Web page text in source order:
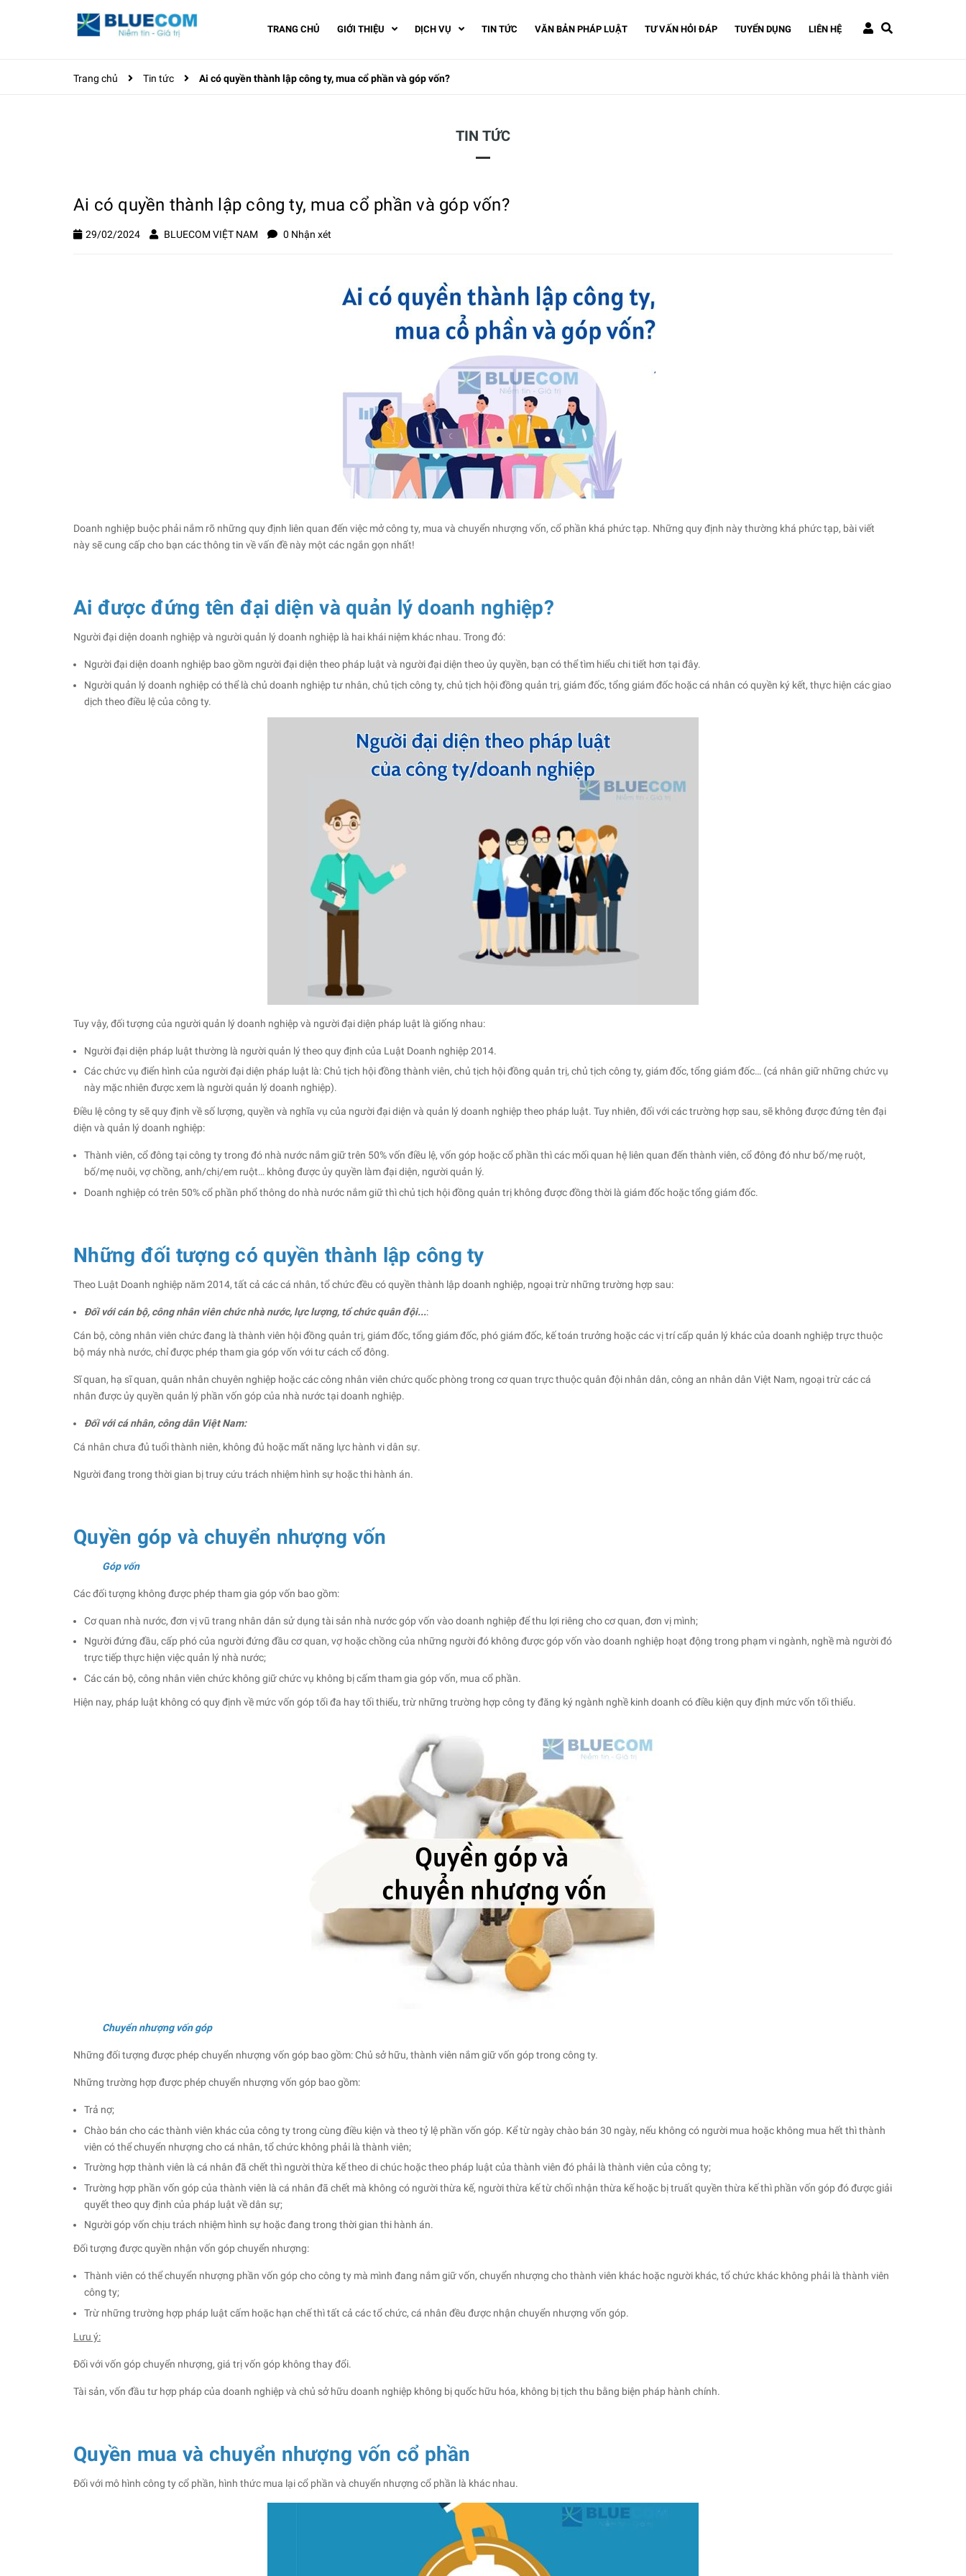
TRANG CHỦ GIỚI THIỆU DỊCH VỤ TIN TỨC VĂN BẢN PHÁP LUẬT TƯ VẤN HỎI ĐÁP TUYỂN DỤNG LIÊN HỆ
Trang chủ Tin tức Ai có quyền thành lập công ty, mua cổ phần và góp vốn?
TIN TỨC
Ai có quyền thành lập công ty, mua cổ phần và góp vốn?
29/02/2024 BLUECOM VIỆT NAM 0 Nhận xét
Doanh nghiệp buộc phải nắm rõ những quy định liên quan đến việc mở công ty, mua và chuyển nhượng vốn, cổ phần khá phức tạp. Những quy định này thường khá phức tạp, bài viết
này sẽ cung cấp cho bạn các thông tin về vấn đề này một các ngắn gọn nhất!
Ai được đứng tên đại diện và quản lý doanh nghiệp?
Người đại diện doanh nghiệp và người quản lý doanh nghiệp là hai khái niệm khác nhau. Trong đó:
Người đại diện doanh nghiệp bao gồm người đại diện theo pháp luật và người đại diện theo ủy quyền, bạn có thể tìm hiểu chi tiết hơn tại đây.
Người quản lý doanh nghiệp có thể là chủ doanh nghiệp tư nhân, chủ tịch công ty, chủ tịch hội đồng quản trị, giám đốc, tổng giám đốc hoặc cá nhân có quyền ký kết, thực hiện các giao
dịch theo điều lệ của công ty.
Tuy vậy, đối tượng của người quản lý doanh nghiệp và người đại diện pháp luật là giống nhau:
Người đại diện pháp luật thường là người quản lý theo quy định của Luật Doanh nghiệp 2014.
Các chức vụ điển hình của người đại diện pháp luật là: Chủ tịch hội đồng thành viên, chủ tịch hội đồng quản trị, chủ tịch công ty, giám đốc, tổng giám đốc… (cá nhân giữ những chức vụ
này mặc nhiên được xem là người quản lý doanh nghiệp).
Điều lệ công ty sẽ quy định về số lượng, quyền và nghĩa vụ của người đại diện và quản lý doanh nghiệp theo pháp luật. Tuy nhiên, đối với các trường hợp sau, sẽ không được đứng tên đại
diện và quản lý doanh nghiệp:
Thành viên, cổ đông tại công ty trong đó nhà nước nắm giữ trên 50% vốn điều lệ, vốn góp hoặc cổ phần thì các mối quan hệ liên quan đến thành viên, cổ đông đó như bố/mẹ ruột,
bố/mẹ nuôi, vợ chồng, anh/chị/em ruột… không được ủy quyền làm đại diện, người quản lý.
Doanh nghiệp có trên 50% cổ phần phổ thông do nhà nước nắm giữ thì chủ tịch hội đồng quản trị không được đồng thời là giám đốc hoặc tổng giám đốc.
Những đối tượng có quyền thành lập công ty
Theo Luật Doanh nghiệp năm 2014, tất cả các cá nhân, tổ chức đều có quyền thành lập doanh nghiệp, ngoại trừ những trường hợp sau:
Đối với cán bộ, công nhân viên chức nhà nước, lực lượng, tổ chức quân đội...:
Cán bộ, công nhân viên chức đang là thành viên hội đồng quản trị, giám đốc, tổng giám đốc, phó giám đốc, kế toán trưởng hoặc các vị trí cấp quản lý khác của doanh nghiệp trực thuộc
bộ máy nhà nước, chỉ được phép tham gia góp vốn với tư cách cổ đông.
Sĩ quan, hạ sĩ quan, quân nhân chuyên nghiệp hoặc các công nhân viên chức quốc phòng trong cơ quan trực thuộc quân đội nhân dân, công an nhân dân Việt Nam, ngoại trừ các cá
nhân được ủy quyền quản lý phần vốn góp của nhà nước tại doanh nghiệp.
Đối với cá nhân, công dân Việt Nam:
Cá nhân chưa đủ tuổi thành niên, không đủ hoặc mất năng lực hành vi dân sự.
Người đang trong thời gian bị truy cứu trách nhiệm hình sự hoặc thi hành án.
Quyền góp và chuyển nhượng vốn
Góp vốn
Các đối tượng không được phép tham gia góp vốn bao gồm:
Cơ quan nhà nước, đơn vị vũ trang nhân dân sử dụng tài sản nhà nước góp vốn vào doanh nghiệp để thu lợi riêng cho cơ quan, đơn vị mình;
Người đứng đầu, cấp phó của người đứng đầu cơ quan, vợ hoặc chồng của những người đó không được góp vốn vào doanh nghiệp hoạt động trong phạm vi ngành, nghề mà người đó
trực tiếp thực hiện việc quản lý nhà nước;
Các cán bộ, công nhân viên chức không giữ chức vụ không bị cấm tham gia góp vốn, mua cổ phần.
Hiện nay, pháp luật không có quy định về mức vốn góp tối đa hay tối thiểu, trừ những trường hợp công ty đăng ký ngành nghề kinh doanh có điều kiện quy định mức vốn tối thiểu.
Chuyển nhượng vốn góp
Những đối tượng được phép chuyển nhượng vốn góp bao gồm: Chủ sở hữu, thành viên nắm giữ vốn góp trong công ty.
Những trường hợp được phép chuyển nhượng vốn góp bao gồm:
Trả nợ;
Chào bán cho các thành viên khác của công ty trong cùng điều kiện và theo tỷ lệ phần vốn góp. Kể từ ngày chào bán 30 ngày, nếu không có người mua hoặc không mua hết thì thành
viên có thể chuyển nhượng cho cá nhân, tổ chức không phải là thành viên;
Trường hợp thành viên là cá nhân đã chết thì người thừa kế theo di chúc hoặc theo pháp luật của thành viên đó phải là thành viên của công ty;
Trường hợp phần vốn góp của thành viên là cá nhân đã chết mà không có người thừa kế, người thừa kế từ chối nhận thừa kế hoặc bị truất quyền thừa kế thì phần vốn góp đó được giải
quyết theo quy định của pháp luật về dân sự;
Người góp vốn chịu trách nhiệm hình sự hoặc đang trong thời gian thi hành án.
Đối tượng được quyền nhận vốn góp chuyển nhượng:
Thành viên có thể chuyển nhượng phần vốn góp cho công ty mà mình đang nắm giữ vốn, chuyển nhượng cho thành viên khác hoặc người khác, tổ chức khác không phải là thành viên
công ty;
Trừ những trường hợp pháp luật cấm hoặc hạn chế thì tất cả các tổ chức, cá nhân đều được nhận chuyển nhượng vốn góp.
Lưu ý:
Đối với vốn góp chuyển nhượng, giá trị vốn góp không thay đổi.
Tài sản, vốn đầu tư hợp pháp của doanh nghiệp và chủ sở hữu doanh nghiệp không bị quốc hữu hóa, không bị tịch thu bằng biện pháp hành chính.
Quyền mua và chuyển nhượng vốn cổ phần
Đối với mô hình công ty cổ phần, hình thức mua lại cổ phần và chuyển nhượng cổ phần là khác nhau.